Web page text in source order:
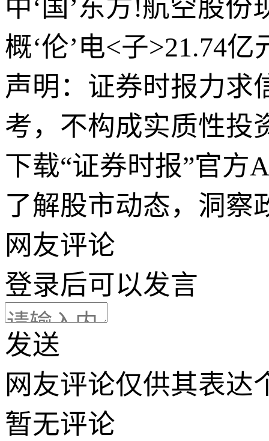
中‘国’东方!航空股
概‘伦’电<子>21.74
声明：证券时报力求
考，不构成实质性投
下载“证券时报”官方
了解股市动态，洞察
网友评论
登录后可以发言
发送
网友评论仅供其表达
暂无评论